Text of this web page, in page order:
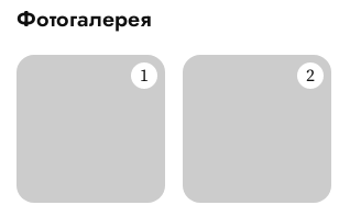
Фотогалерея